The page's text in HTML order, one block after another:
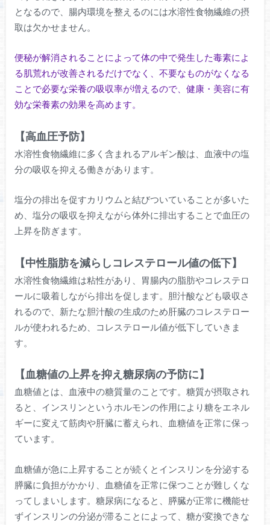
となるので、腸内環境を整えるのには水溶性食物繊維の摂
取は欠かせません。
便秘が解消されることによって体の中で発生した毒素によ
る肌荒れが改善されるだけでなく、不要なものがなくなる
ことで必要な栄養の吸収率が増えるので、健康・美容に有
効な栄養素の効果を高めます。
【高血圧予防】
水溶性食物繊維に多く含まれるアルギン酸は、血液中の塩
分の吸収を抑える働きがあります。
塩分の排出を促すカリウムと結びついていることが多いた
め、塩分の吸収を抑えながら体外に排出することで血圧の
上昇を防ぎます。
【中性脂肪を減らしコレステロール値の低下】
水溶性食物繊維は粘性があり、胃腸内の脂肪やコレステロ
ールに吸着しながら排出を促します。胆汁酸なども吸収さ
れるので、新たな胆汁酸の生成のため肝臓のコレステロー
ルが使われるため、コレステロール値が低下していきま
す。
【血糖値の上昇を抑え糖尿病の予防に】
血糖値とは、血液中の糖質量のことです。糖質が摂取され
ると、インスリンというホルモンの作用により糖をエネル
ギーに変えて筋肉や肝臓に蓄えられ、血糖値を正常に保っ
ています。
血糖値が急に上昇することが続くとインスリンを分泌する
膵臓に負担がかかり、血糖値を正常に保つことが難しくな
ってしまいします。糖尿病になると、膵臓が正常に機能せ
ずインスリンの分泌が滞ることによって、糖が変換できな